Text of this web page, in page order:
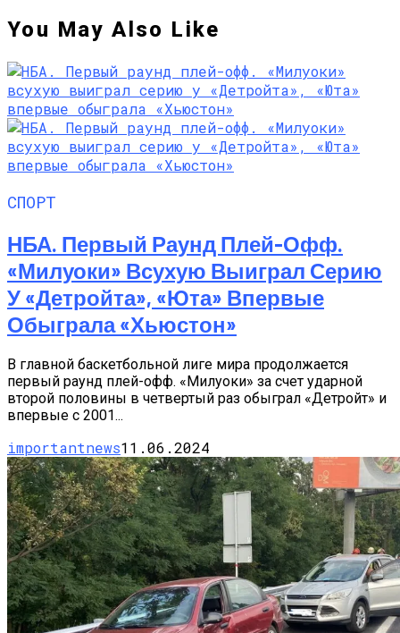
You May Also Like
СПОРТ
НБА. Первый Раунд Плей-Офф.
«Милуоки» Всухую Выиграл Серию
У «Детройта», «Юта» Впервые
Обыграла «Хьюстон»
В главной баскетбольной лиге мира продолжается
первый раунд плей-офф. «Милуоки» за счет ударной
второй половины в четвертый раз обыграл «Детройт» и
впервые с 2001...
importantnews11.06.2024